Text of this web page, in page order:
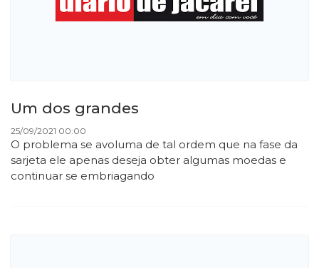
Um dos grandes
25/09/2021 00:00
O problema se avoluma de tal ordem que na fase da
sarjeta ele apenas deseja obter algumas moedas e
continuar se embriagando